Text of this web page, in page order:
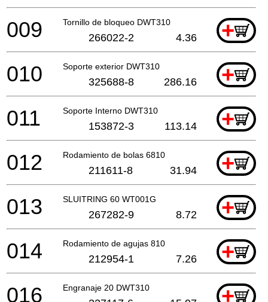
Tornillo de bloqueo DWT310 +
009 266022-2 4.36
Soporte exterior DWT310 +
010 325688-8 286.16
Soporte Interno DWT310 +
011 153872-3 113.14
Rodamiento de bolas 6810 +
012 211611-8 31.94
SLUITRING 60 WT001G +
013 267282-9 8.72
Rodamiento de agujas 810 +
014 212954-1 7.26
Engranaje 20 DWT310 +
016